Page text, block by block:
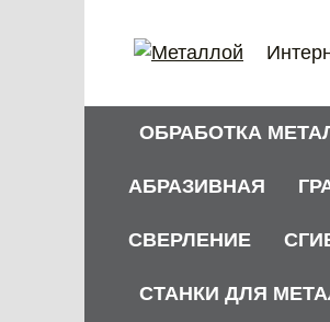
ОБРАБОТКА
АБРАЗИВНАЯ
СВЕРЛЕНИЕ
СТАНКИ ДЛЯ